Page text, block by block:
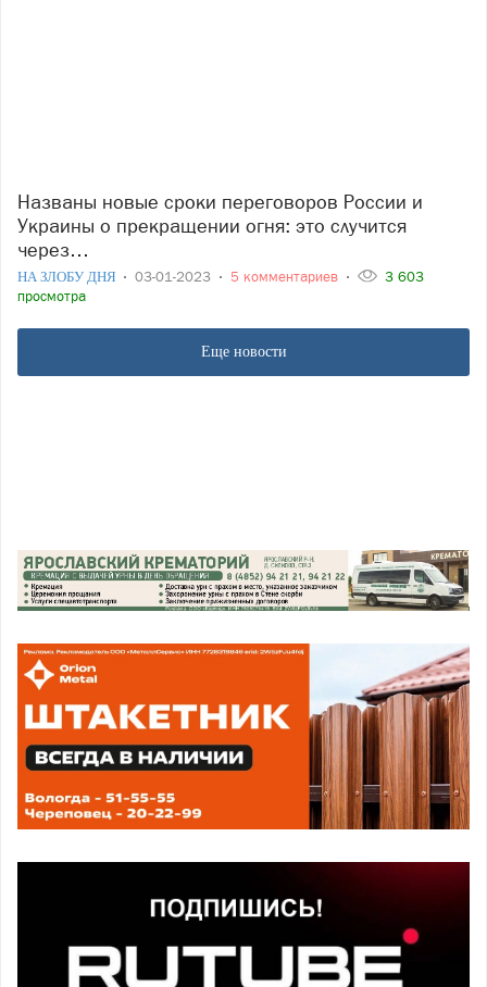
Названы новые сроки переговоров России и
Украины о прекращении огня: это случится
через…
НА ЗЛОБУ ДНЯ 03-01-2023 5 комментариев
3 603
просмотра
Еще новости